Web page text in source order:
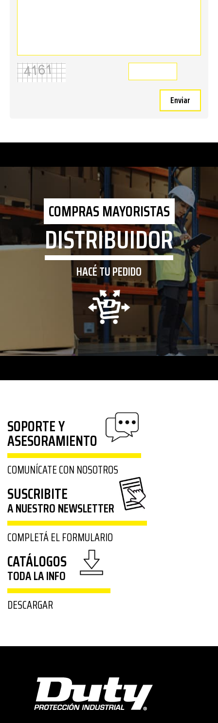
Enviar
COMPRAS MAYORISTAS
DISTRIBUIDOR
HACÉ TU PEDIDO
SOPORTE Y
ASESORAMIENTO
COMUNÍCATE CON NOSOTROS
SUSCRIBITE
A NUESTRO NEWSLETTER
COMPLETÁ EL FORMULARIO
CATÁLOGOS
TODA LA INFO
DESCARGAR